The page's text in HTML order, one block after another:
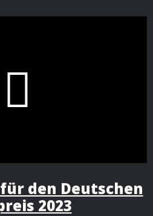
den Deutschen
2023